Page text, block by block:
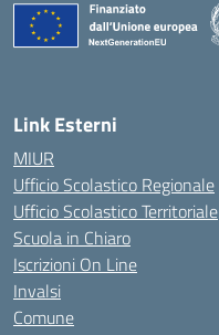
Link Esterni
MIUR
Ufficio Scolastico Regionale
Ufficio Scolastico Territoriale
Scuola in Chiaro
Iscrizioni On Line
Invalsi
Comune